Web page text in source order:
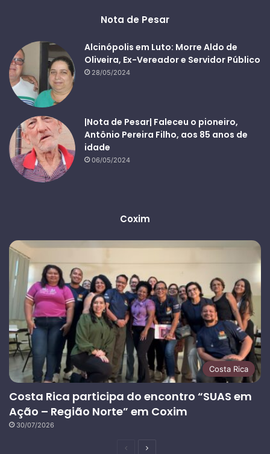
Nota de Pesar
Alcinópolis em Luto: Morre Aldo de
Oliveira, Ex-Vereador e Servidor Público
28/05/2024
|Nota de Pesar| Faleceu o pioneiro,
Antônio Pereira Filho, aos 85 anos de
idade
06/05/2024
Coxim
Costa Rica
Costa Rica participa do encontro “SUAS em
Ação – Região Norte” em Coxim
30/07/2026
PáginaPróxima